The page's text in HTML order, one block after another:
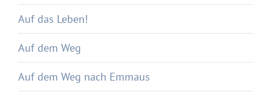
Auf das Leben!
Auf dem Weg
Auf dem Weg nach Emmaus